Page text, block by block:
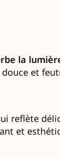
la
et
reflète
et